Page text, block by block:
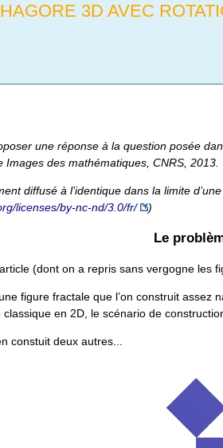
3D AVEC
une réponse à la question posée
Images des mathématiques , CNRS, 2013.
diffusé à l’identique dans la limite
licenses/by-nc-nd/3.0/fr/ )
Le
(dont on a repris sans vergogne les
figure fractale que l’on construit assez
classique en 2D, le scénario de
constuit deux autres...